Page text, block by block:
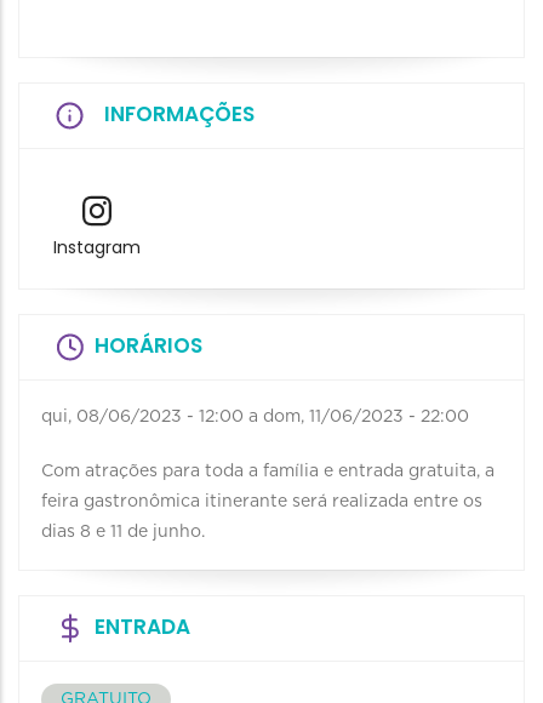
INFORMAÇÕES
Instagram
HORÁRIOS
qui, 08/06/2023 - 12:00 a dom, 11/06/2023 - 22:00
Com atrações para toda a família e entrada gratuita, a
feira gastronômica itinerante será realizada entre os
dias 8 e 11 de junho.
ENTRADA
GRATUITO